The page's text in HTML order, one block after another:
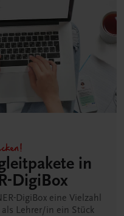
in
DigiBox
DigiBox eine Vielzahl
Lehrer/in ein Stück